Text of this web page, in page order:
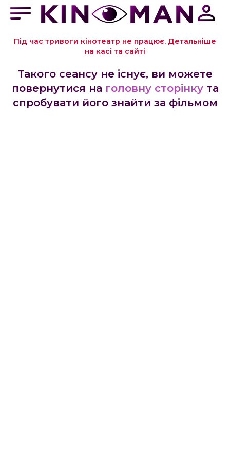
Під час тривоги кінотеатр не працює. Детальніше
на касі та сайті
Такого сеансу не існує, ви можете
повернутися на головну сторінку та
спробувати його знайти за фільмом